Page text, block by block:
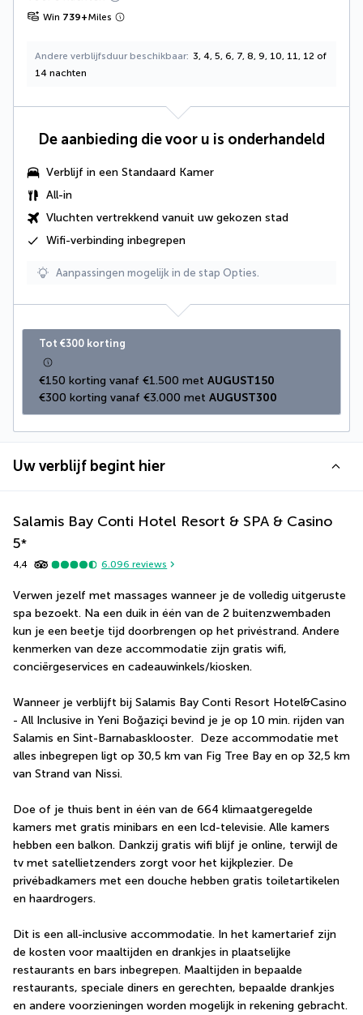
Win 739+Miles
Andere verblijfsduur beschikbaar 3, 4, 5, 6, 7, 8, 9, 10, 11, 12 of
14 nachten
De aanbieding die voor u is onderhandeld
Verblijf in een Standaard Kamer
All-in
Vluchten vertrekkend vanuit uw gekozen stad
Wifi-verbinding inbegrepen
Aanpassingen mogelijk in de stap Opties.
Tot €300 korting
€150 korting vanaf €1.500 met AUGUST150
€300 korting vanaf €3.000 met AUGUST300
Uw verblijf begint hier
Salamis Bay Conti Hotel Resort & SPA & Casino
5*
4,4 6.096 reviews
Verwen jezelf met massages wanneer je de volledig uitgeruste
spa bezoekt. Na een duik in één van de 2 buitenzwembaden
kun je een beetje tijd doorbrengen op het privéstrand. Andere
kenmerken van deze accommodatie zijn gratis wifi,
conciërgeservices en cadeauwinkels/kiosken.
Wanneer je verblijft bij Salamis Bay Conti Resort Hotel&Casino
- All Inclusive in Yeni Boğaziçi bevind je je op 10 min. rijden van
Salamis en Sint-Barnabasklooster.  Deze accommodatie met
alles inbegrepen ligt op 30,5 km van Fig Tree Bay en op 32,5 km
van Strand van Nissi.
Doe of je thuis bent in één van de 664 klimaatgeregelde
kamers met gratis minibars en een lcd-televisie. Alle kamers
hebben een balkon. Dankzij gratis wifi blijf je online, terwijl de
tv met satellietzenders zorgt voor het kijkplezier. De
privébadkamers met een douche hebben gratis toiletartikelen
en haardrogers.
Dit is een all-inclusive accommodatie. In het kamertarief zijn
de kosten voor maaltijden en drankjes in plaatselijke
restaurants en bars inbegrepen. Maaltijden in bepaalde
restaurants, speciale diners en gerechten, bepaalde drankjes
en andere voorzieningen worden mogelijk in rekening gebracht.